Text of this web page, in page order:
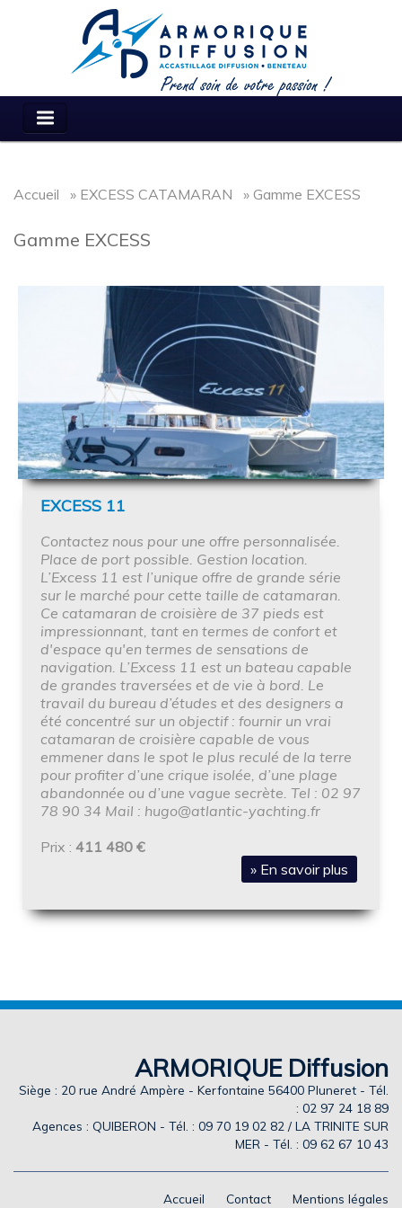
Accueil » EXCESS CATAMARAN » Gamme EXCESS
Gamme EXCESS
EXCESS 11
Contactez nous pour une offre personnalisée.
Place de port possible. Gestion location.
L’Excess 11 est l’unique offre de grande série
sur le marché pour cette taille de catamaran.
Ce catamaran de croisière de 37 pieds est
impressionnant, tant en termes de confort et
d'espace qu'en termes de sensations de
navigation. L’Excess 11 est un bateau capable
de grandes traversées et de vie à bord. Le
travail du bureau d’études et des designers a
été concentré sur un objectif : fournir un vrai
catamaran de croisière capable de vous
emmener dans le spot le plus reculé de la terre
pour profiter d’une crique isolée, d’une plage
abandonnée ou d’une vague secrète. Tel : 02 97
78 90 34 Mail : hugo@atlantic-yachting.fr
Prix : 411 480 €
» En savoir plus
ARMORIQUE Diffusion
Siège : 20 rue André Ampère - Kerfontaine 56400 Pluneret - Tél.
: 02 97 24 18 89
Agences : QUIBERON - Tél. : 09 70 19 02 82 / LA TRINITE SUR
MER - Tél. : 09 62 67 10 43
Accueil Contact Mentions légales